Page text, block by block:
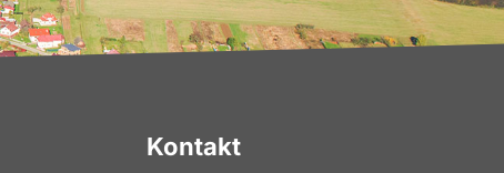
Kontakt